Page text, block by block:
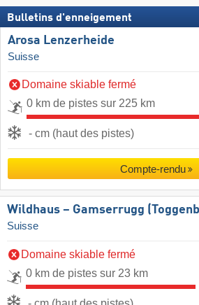
Bulletins d'enneigement
Arosa Lenzerheide
Suisse
Domaine skiable fermé
0 km de pistes sur 225 km
- cm (haut des pistes)
Compte-rendu
Wildhaus – Gamserrugg
Suisse
Domaine skiable fermé
0 km de pistes sur 23 km